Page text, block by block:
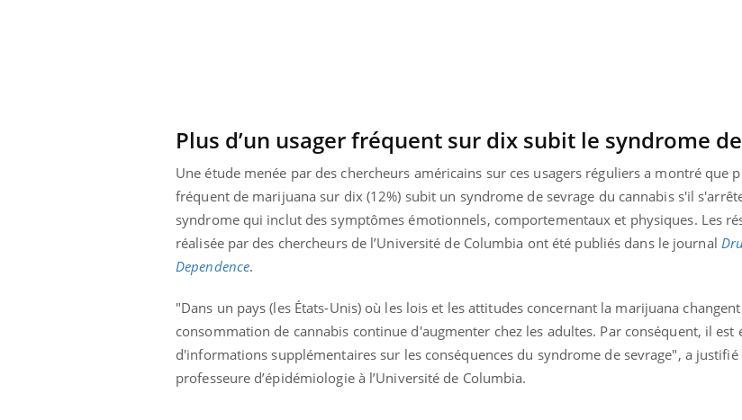
Plus d’un usager fréquent sur dix subit le syndrome
Une étude menée par des chercheurs américains sur ces usagers réguliers a montré que
fréquent de marijuana sur dix (12%) subit un syndrome de sevrage du cannabis s'il
syndrome qui inclut des symptômes émotionnels, comportementaux et physiques. Les
réalisée par des chercheurs de l’Université de Columbia ont été publiés dans le journal
Dependence.
"Dans un pays (les États-Unis) où les lois et les attitudes concernant la marijuana
consommation de cannabis continue d'augmenter chez les adultes. Par conséquent, il est
d'informations supplémentaires sur les conséquences du syndrome de sevrage", a justifié
professeure d’épidémiologie à l’Université de Columbia.
Cytomégalovirus : ce qui
change dans la prise en
charge des femmes
enceintes
Pourquoi votre ventre
gâche-t-il les premiers
jours de vos vacances ?